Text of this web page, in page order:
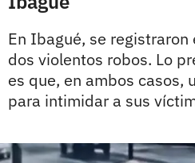
En Ibagué, se
dos violentos robos. Lo
es que, en ambos casos,
para intimidar a sus